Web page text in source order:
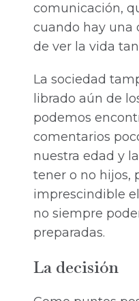
comunicación,
cuando hay una
de ver la vida
La sociedad
librado aún de
podemos
comentarios
nuestra edad y
tener o no hijos,
imprescindible
no siempre
preparadas.
La decisión